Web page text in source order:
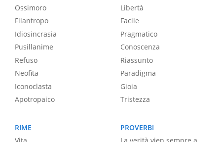
Ossimoro
Filantropo
Idiosincrasia
Pusillanime
Refuso
Neofita
Iconoclasta
Apotropaico
Libertà
Facile
Pragmatico
Conoscenza
Riassunto
Paradigma
Gioia
Tristezza
RIME
PROVERBI